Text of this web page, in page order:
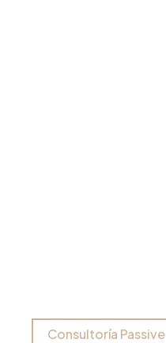
Consultoría Passive